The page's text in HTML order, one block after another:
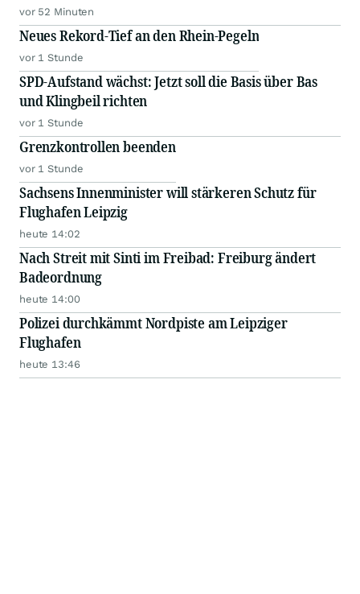
vor 52 Minuten
Neues Rekord-Tief an den Rhein-Pegeln
vor 1 Stunde
SPD-Aufstand wächst: Jetzt soll die Basis über Bas
und Klingbeil richten
vor 1 Stunde
Grenzkontrollen beenden
vor 1 Stunde
Sachsens Innenminister will stärkeren Schutz für
Flughafen Leipzig
heute 14:02
Nach Streit mit Sinti im Freibad: Freiburg ändert
Badeordnung
heute 14:00
Polizei durchkämmt Nordpiste am Leipziger
Flughafen
heute 13:46